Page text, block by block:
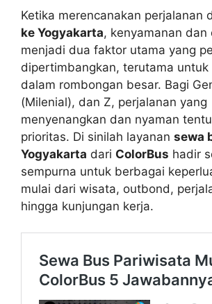
Ketika merencanakan perjalanan
ke Yogyakarta, kenyamanan dan
menjadi dua faktor utama yang
dipertimbangkan, terutama untuk
dalam rombongan besar. Bagi
(Milenial), dan Z, perjalanan yang
menyenangkan dan nyaman
prioritas. Di sinilah layanan sewa
Yogyakarta dari ColorBus hadir
sempurna untuk berbagai
mulai dari wisata, outbond,
hingga kunjungan kerja.